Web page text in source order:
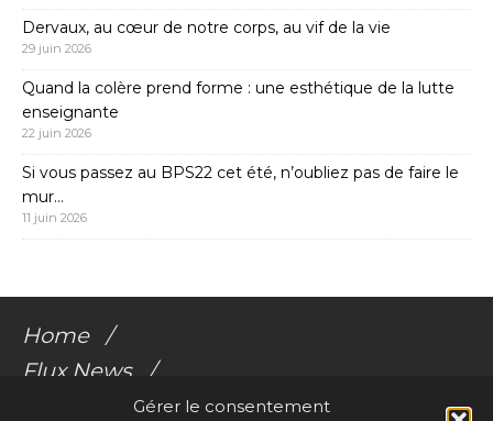
Gérer le consentement
Dervaux, au cœur de notre corps, au vif de la vie
29 juin 2026
Quand la colère prend forme : une esthétique de la lutte
enseignante
22 juin 2026
Si vous passez au BPS22 cet été, n’oubliez pas de faire le
mur…
11 juin 2026
Home
Flux News
Galerie Flux